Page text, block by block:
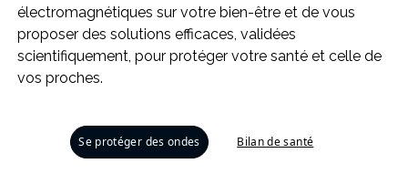
électromagnétiques sur votre bien-être et de vous
proposer des solutions efficaces, validées
scientifiquement, pour protéger votre santé et celle de
vos proches.
Se protéger des ondes Bilan de santé